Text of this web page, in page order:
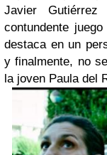
Javier
contundente
destaca en un
y finalmente, no
la joven Paula del